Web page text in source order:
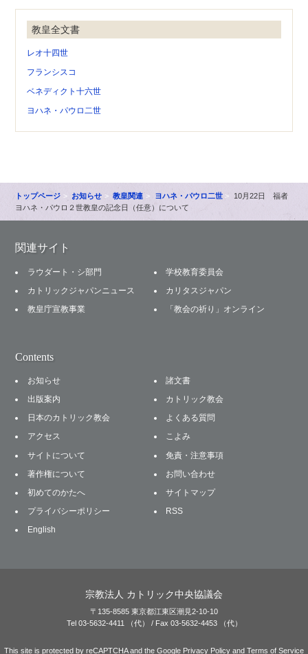
教皇全文書
レオ十四世
フランシスコ
ベネディクト十六世
ヨハネ・パウロ二世
トップページ お知らせ 教皇関連 ヨハネ・パウロ二世
10月22日 福者
ヨハネ・パウロ２世教皇の記念日（任意）について
関連サイト
ラウダート・シ部門
学校教育委員会
カトリックジャパンニュース
カリタスジャパン
教皇庁宣教事業
「教会の祈り」オンライン
Contents
お知らせ
諸文書
出版案内
カトリック教会
日本のカトリック教会
よくある質問
アクセス
こよみ
サイトについて
免責・注意事項
著作権について
お問い合わせ
初めてのかたへ
サイトマップ
プライバシーポリシー
RSS
English
宗教法人 カトリック中央協議会
〒135-8585 東京都江東区潮見2-10-10
Tel 03-5632-4411 （代） / Fax 03-5632-4453 （代）
This site is protected by reCAPTCHA and the Google Privacy Policy and Terms of Service